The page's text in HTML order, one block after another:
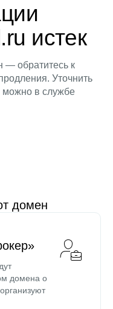
истек
— обратитесь к
Уточнить
можно в службе
домен
домена о